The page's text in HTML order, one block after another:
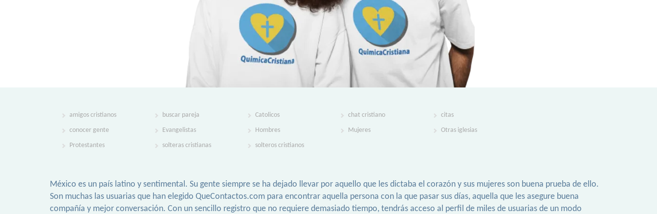
amigos cristianos buscar pareja Catolicos chat cristiano citas
conocer gente Evangelistas Hombres Mujeres Otras iglesias
Protestantes solteras cristianas solteros cristianos
México es un país latino y sentimental. Su gente siempre se ha dejado llevar por aquello que les dictaba el corazón y sus mujeres son buena prueba de ello.
Son muchas las usuarias que han elegido QueContactos.com para encontrar aquella persona con la que pasar sus días, aquella que les asegure buena
compañía y mejor conversación. Con un sencillo registro que no requiere demasiado tiempo, tendrás acceso al perfil de miles de usuarias de un modo